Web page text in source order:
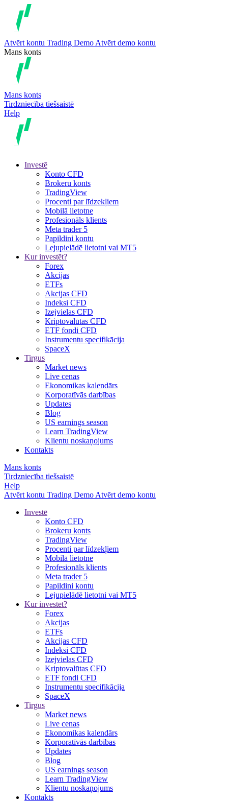
Atvērt kontu Trading Demo Atvērt demo kontu
Mans konts
Mans konts
Tirdzniecība tiešsaistē
Help
Investē
Konto CFD
Brokeru konts
TradingView
Procenti par līdzekļiem
Mobilā lietotne
Profesionāls klients
Meta trader 5
Papildini kontu
Lejupielādē lietotni vai MT5
Kur investēt?
Forex
Akcijas
ETFs
Akcijas CFD
Indeksi CFD
Izejvielas CFD
Kriptovalūtas CFD
ETF fondi CFD
Instrumentu specifikācija
SpaceX
Tirgus
Market news
Live cenas
Ekonomikas kalendārs
Korporatīvās darbības
Updates
Blog
US earnings season
Learn TradingView
Klientu noskaņojums
Kontakts
Mans konts
Tirdzniecība tiešsaistē
Help
Atvērt kontu Trading Demo Atvērt demo kontu
Investē
Konto CFD
Brokeru konts
TradingView
Procenti par līdzekļiem
Mobilā lietotne
Profesionāls klients
Meta trader 5
Papildini kontu
Lejupielādē lietotni vai MT5
Kur investēt?
Forex
Akcijas
ETFs
Akcijas CFD
Indeksi CFD
Izejvielas CFD
Kriptovalūtas CFD
ETF fondi CFD
Instrumentu specifikācija
SpaceX
Tirgus
Market news
Live cenas
Ekonomikas kalendārs
Korporatīvās darbības
Updates
Blog
US earnings season
Learn TradingView
Klientu noskaņojums
Kontakts